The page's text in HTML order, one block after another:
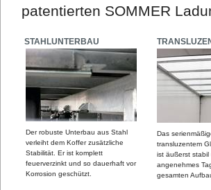
patentierten SOMMER
STAHLUNTERBAU
Der robuste Unterbau aus Stahl
verleiht dem Koffer zusätzliche
Stabilität. Er ist komplett
feuerverzinkt und so dauerhaft vor
Korrosion geschützt.
Das
transluzentem
ist äußerst
angenehmes
gesamten